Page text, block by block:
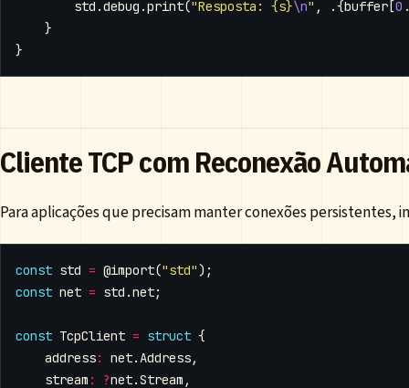
std .debug .print("Resposta: {s}\n" , .{buffer [0
}
}
Cliente TCP com Reconexão
Para aplicações que precisam manter conexões persistentes,
const std = @import("std");
const net = std .net;
const TcpClient = struct {
address: net.Address,
stream : ?net.Stream ,